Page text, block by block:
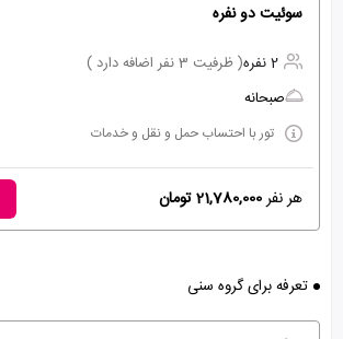
سوئیت دو نفره
2 نفره
( ظرفیت 3 نفر اضافه دارد )
صبحانه
تور با احتساب حمل و نقل و خدمات
هر نفر21,780,000 تومان
تعرفه برای گروه سنی